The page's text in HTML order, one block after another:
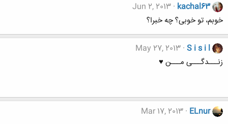
kachal63
Jun 2, 2013
خوبم، تو خوبی؟ چه خبرا؟
S i s i l
May 27, 2013
زنـــدگـــی مـــن ♥
ELnur
Mar 17, 2013